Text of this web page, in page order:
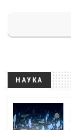
НАУКА